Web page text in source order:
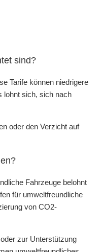
sind?
Tarife können niedrigere
lohnt sich, sich nach
oder den Verzicht auf
Fahrzeuge belohnt
für umweltfreundliche
von CO2-
zur Unterstützung